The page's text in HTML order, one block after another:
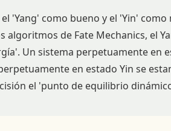
'Yang' como bueno y el 'Yin'
algoritmos de Fate Mechanics, el
Un sistema perpetuamente en
en estado Yin se
el 'punto de equilibrio